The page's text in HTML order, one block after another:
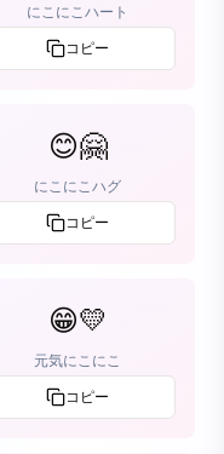
にこにこハート
コピー
😊🤗
にこにこハグ
コピー
😁💛
元気にこにこ
コピー